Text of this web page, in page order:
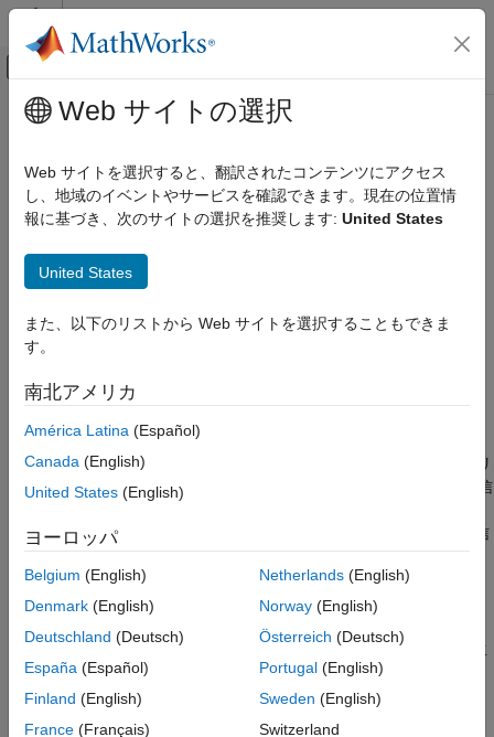
コンテンツへスキップ
オフキャンバス ナビゲーション メ
ドキュメンテーションのホーム
Communications Toolbox
PHY コンポーネント
項目一覧
構文
例
入力引数
出力引数
アルゴリズム
バージョン履歴
メインコンテンツ
rsdec
リード・ソロモン復号化器
構文
decoded = rsdec(code,n,k,genpoly)
decoded = rsdec(
[decoded,cnumerr,ccode] = rsdec(
説明
decoded= rsdec(
] リ
ード・ソロモン復号化プロセスを使用して、
内の受信した信
です。出力
は、復号化されたリード・ソロモン符号化信
号です。
例
= rsdec( code
は、値が 0 でない符号の生
成多項式を指定します。
Web サイトの選択
Web サイトを選択すると、翻訳されたコンテンツにアクセス
し、地域のイベントやサービスを確認できます。現在の位置情
報に基づき、次のサイトの選択を推奨します: United States
United States
また、以下のリストから Web サイトを選択することもできま
す。
南北アメリカ
América Latina (Español)
Canada (English)
United States (English)
ヨーロッパ
Belgium (English)
Denmark (English)
Deutschland (Deutsch)
España (Español)
Finland (English)
France (Français)
Netherlands(English)
Norway(English)
Österreich (Deutsch)
Portugal(English)
Sweden (English)
Switzerland